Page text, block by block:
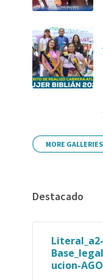
MORE GALLERIES
Destacado
Literal_a2-
ucion-